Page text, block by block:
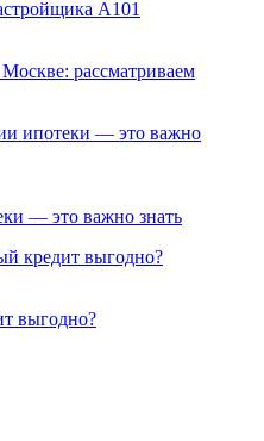
рассматриваем
— это важно знать
выгодно?